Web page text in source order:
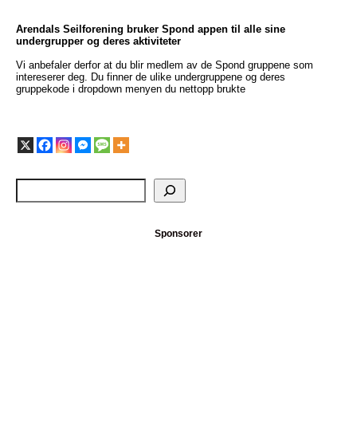
Arendals Seilforening bruker Spond appen til alle sine
undergrupper og deres aktiviteter
Vi anbefaler derfor at du blir medlem av de Spond gruppene som
intereserer deg. Du finner de ulike undergruppene og deres
gruppekode i dropdown menyen du nettopp brukte
Sponsorer